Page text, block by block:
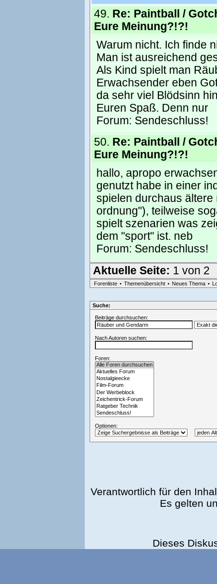
49. Re: Paintball /
Eure Meinung?!?!
Warum nicht. Ich finde
Man ist ausreichend
Als Kind spielt man
Erwachsender eben
da sehr viel Blödsinn
Euren Spaß. Denn nur
Forum: Sendeschluss!
50. Re: Paintball /
Eure Meinung?!?!
hallo, apropo
genutzt habe in einer
spielen durchaus
ordnung"), teilweise
spielt szenarien was
dem "sport" ist. neb
Forum: Sendeschluss!
Aktuelle Seite: 1 von 2
Forenliste • Themenübersicht • Neues Thema •
Suche:
Beiträge durchsuchen:
Nach Autoren suchen:
Foren:
Optionen:
Verantwortlich für den
Es gelten
Dieses